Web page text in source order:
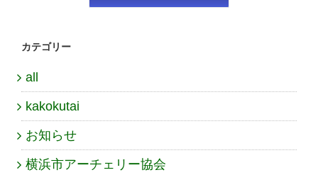
カテゴリー
all
kakokutai
お知らせ
横浜市アーチェリー協会